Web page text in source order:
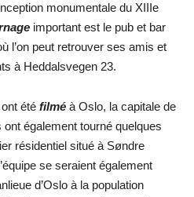
monumentale du XIIIe
important est le pub et bar
l’on peut retrouver ses amis et
à Heddalsvegen 23.
été filmé à Oslo, la capitale de
également tourné quelques
résidentiel situé à Søndre
se seraient également
d’Oslo à la population